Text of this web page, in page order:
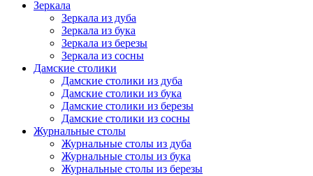
Зеркала
Зеркала из дуба
Зеркала из бука
Зеркала из березы
Зеркала из сосны
Дамские столики
Дамские столики из дуба
Дамские столики из бука
Дамские столики из березы
Дамские столики из сосны
Журнальные столы
Журнальные столы из дуба
Журнальные столы из бука
Журнальные столы из березы